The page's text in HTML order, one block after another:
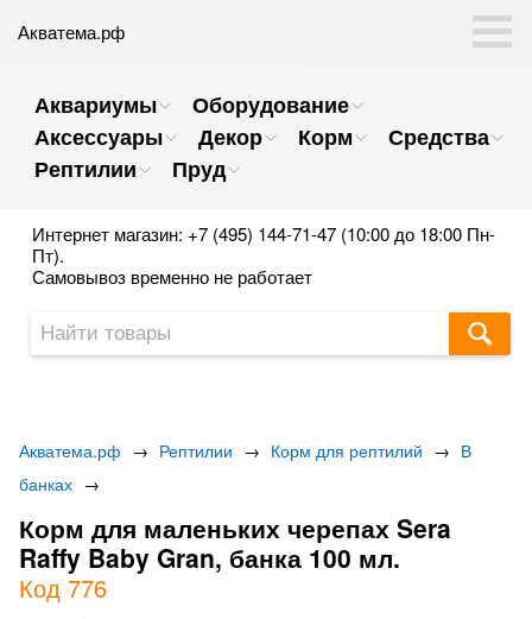
Акватема.рф
Аквариумы
Оборудование
Аксессуары
Декор Корм
Средства
Рептилии
Пруд
Интернет магазин: +7 (495) 144-71-47 (10:00 до 18:00 Пн-
Пт).
Самовывоз временно не работает
Акватема.рф → Рептилии → Корм для рептилий → В
банках →
Корм для маленьких черепах Sera
Raffy Baby Gran, банка 100 мл.
Код 776